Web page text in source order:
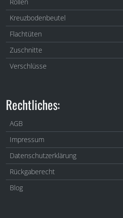
Kreuzbodenbeutel
Flachtüten
Zuschnitte
Verschlüsse
Rechtliches:
AGB
Impressum
Datenschutzerklärung
Rückgaberecht
Blog